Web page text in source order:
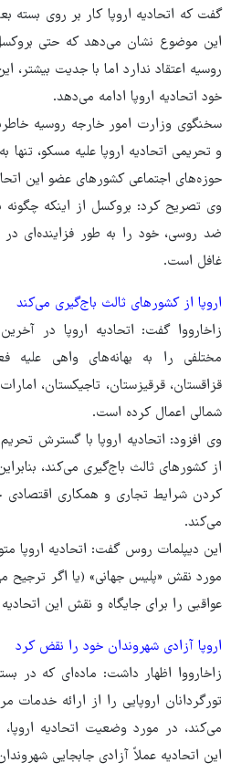
گفت که اتحادیه اروپا کار بر روی بسته
این موضوع نشان می‌دهد که حتی
روسیه اعتقاد ندارد اما با جدیت بیشتر،
خود اتحادیه اروپا ادامه می‌دهد.
سخنگوی وزارت امور خارجه روسیه
و تحریمی اتحادیه اروپا علیه مسکو،‌
حوزه‌های اجتماعی کشورهای عضو این
وی تصریح کرد: بروکسل از اینکه چگونه
ضد روسی، خود را به طور فزاینده‌ای در
غافل است.
اروپا از کشورهای ثالث باج‌گیری می‌کند
زاخارووا گفت:‌ اتحادیه اروپا در
مختلفی را به بهانه‌های واهی علیه
قزاقستان، قرقیزستان، تاجیکستان،
شمالی اعمال کرده است.
وی افزود: اتحادیه اروپا با گسترش
از کشورهای ثالث باج‌گیری می‌کند،
کردن شرایط تجاری و همکاری اقتصادی
می‌کند.
این دیپلمات روس گفت: اتحادیه اروپا
مورد نقش «پلیس جهانی» (یا اگر ترجیح
عواقبی را برای جایگاه و نقش این
اروپا آزادی شهروندان خود را نقض کرد
زاخارووا اظهار داشت: ماده‌ای که در
تورگردانان اروپایی را از ارائه
می‌کند، در مورد وضعیت اتحادیه
این اتحادیه عملاً آزادی جابجایی